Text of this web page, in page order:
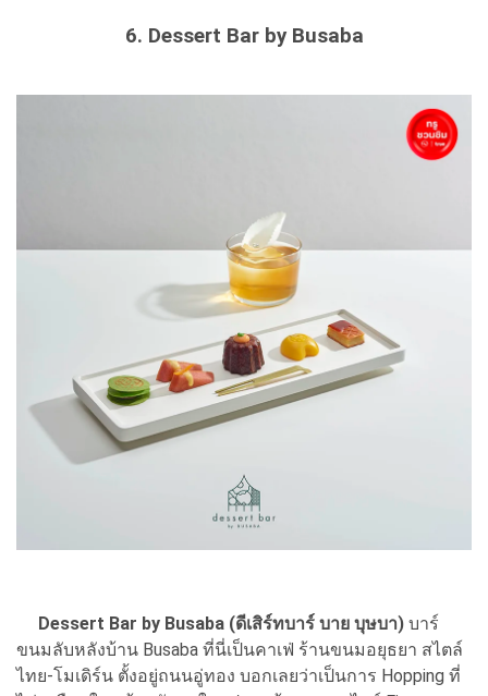
6. Dessert Bar by Busaba
Dessert Bar by Busaba (ดีเสิร์ทบาร์ บาย บุษบา) บาร์
ขนมลับหลังบ้าน Busaba ที่นี่เป็นคาเฟ่ ร้านขนมอยุธยา สไตล์
ไทย-โมเดิร์น ตั้งอยู่ถนนอู่ทอง บอกเลยว่าเป็นการ Hopping ที่